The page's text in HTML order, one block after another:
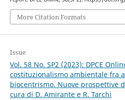
More Citation Formats
Issue
Vol. 58 No. SP2 (2023): DPCE
costituzionalismo ambientale fra
biocentrismo. Nuove prospettive
cura di D. Amirante e R. Tarchi